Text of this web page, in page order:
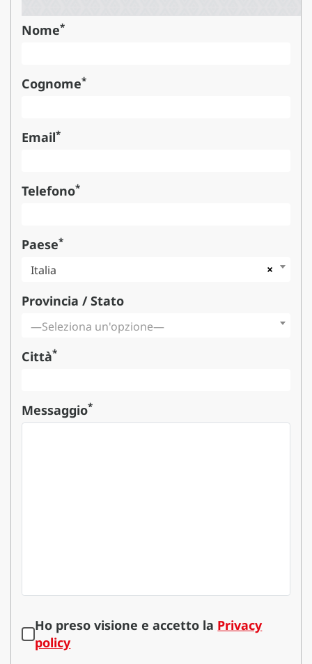
Nome*
Cognome*
Email*
Telefono*
Paese*
×
Italia
Provincia / Stato
—Seleziona un'opzione—
Città*
Messaggio*
Ho preso visione e accetto la Privacy
policy